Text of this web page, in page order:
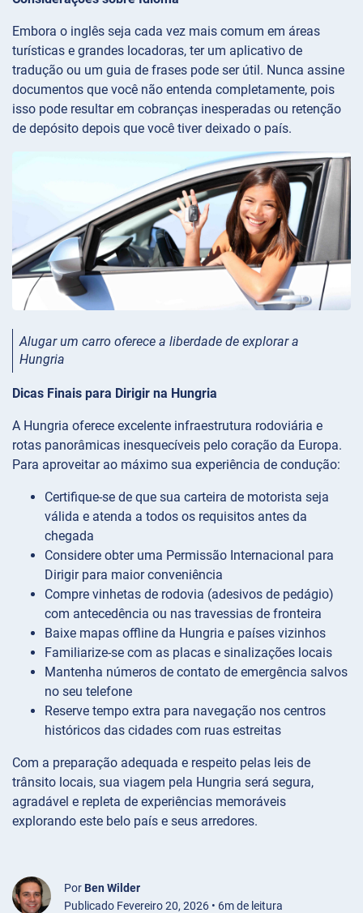
Embora o inglês seja cada vez mais comum em áreas
turísticas e grandes locadoras, ter um aplicativo de
tradução ou um guia de frases pode ser útil. Nunca assine
documentos que você não entenda completamente, pois
isso pode resultar em cobranças inesperadas ou retenção
de depósito depois que você tiver deixado o país.
Alugar um carro oferece a liberdade de explorar a
Hungria
Dicas Finais para Dirigir na Hungria
A Hungria oferece excelente infraestrutura rodoviária e
rotas panorâmicas inesquecíveis pelo coração da Europa.
Para aproveitar ao máximo sua experiência de condução:
Certifique-se de que sua carteira de motorista seja
válida e atenda a todos os requisitos antes da
chegada
Considere obter uma Permissão Internacional para
Dirigir para maior conveniência
Compre vinhetas de rodovia (adesivos de pedágio)
com antecedência ou nas travessias de fronteira
Baixe mapas offline da Hungria e países vizinhos
Familiarize-se com as placas e sinalizações locais
Mantenha números de contato de emergência salvos
no seu telefone
Reserve tempo extra para navegação nos centros
históricos das cidades com ruas estreitas
Com a preparação adequada e respeito pelas leis de
trânsito locais, sua viagem pela Hungria será segura,
agradável e repleta de experiências memoráveis
explorando este belo país e seus arredores.
Por Ben Wilder
Publicado Fevereiro 20, 2026 • 6m de leitura